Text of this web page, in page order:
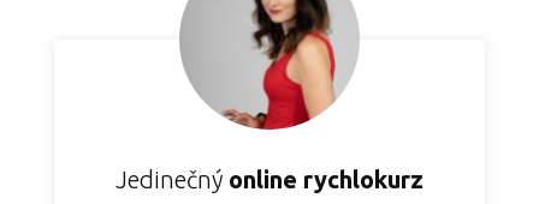
Jedinečný online rychlokurz